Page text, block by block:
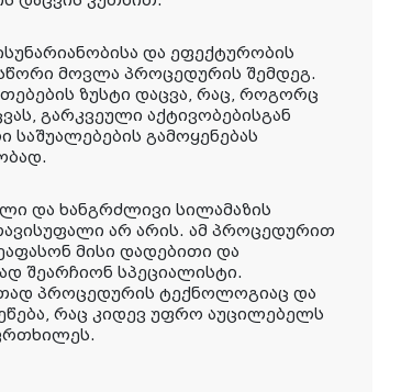
და ეფექტურობის
მოვლა პროცედურის შემდეგ.
ზუსტი დაცვა, რაც, როგორც
გარკვეული აქტივობებისგან
საშუალებების გამოყენებას
და ხანგრძლივი სილამაზის
არ არის. ამ პროცედურით
მისი დადებითი და
შეარჩიონ სპეციალისტი.
პროცედურის ტექნოლოგიაც და
რაც კიდევ უფრო აუცილებელს